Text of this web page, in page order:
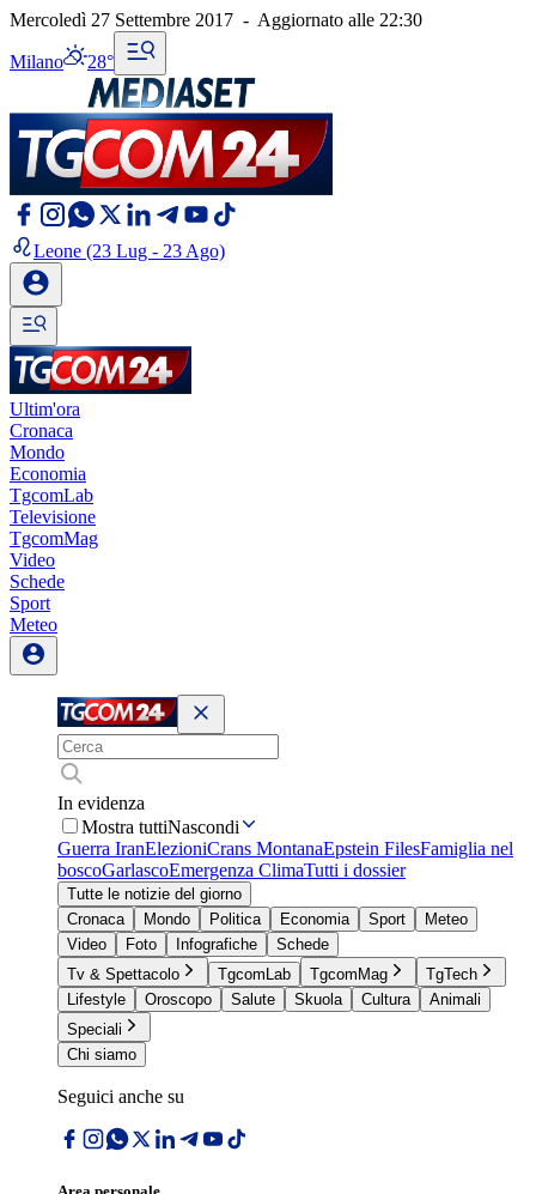
Mercoledì 27 Settembre 2017 - Aggiornato alle 22:30
Milano 28°
Leone (23 Lug - 23 Ago)
Ultim'ora
Cronaca
Mondo
Economia
TgcomLab
Televisione
TgcomMag
Video
Schede
Sport
Meteo
In evidenza
Mostra tuttiNascondi
Guerra IranElezioniCrans MontanaEpstein FilesFamiglia nel
boscoGarlascoEmergenza ClimaTutti i dossier
Tutte le notizie del giorno
Cronaca
Mondo Politica Economia Sport
Meteo
Video
Foto Infografiche
Schede
Tv & Spettacolo
TgcomLab TgcomMag
TgTech
Lifestyle
Oroscopo Salute Skuola Cultura
Animali
Speciali
Chi siamo
Seguici anche su